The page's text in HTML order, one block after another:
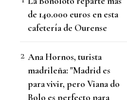
de 140.000 euros en esta
cafetería de Ourense
Ana Hornos, turista
madrileña: "Madrid es
para vivir, pero Viana do
Bolo es perfecto para